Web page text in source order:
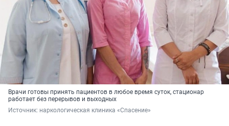
Врачи готовы принять пациентов в любое время суток, стационар
работает без перерывов и выходных
Источник: наркологическая клиника «Спасение»